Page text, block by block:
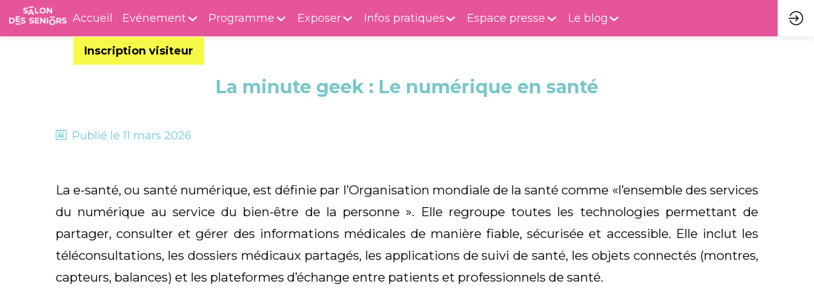
Accueil Evénement Programme Exposer Infos pratiques Espace presse Le blog
Inscription visiteur
La minute geek : Le numérique en santé
Publié le11 mars 2026
La e-santé, ou santé numérique, est définie par l’Organisation mondiale de la santé comme «l’ensemble des services
du numérique au service du bien-être de la personne ». Elle regroupe toutes les technologies permettant de
partager, consulter et gérer des informations médicales de manière fiable, sécurisée et accessible. Elle inclut les
téléconsultations, les dossiers médicaux partagés, les applications de suivi de santé, les objets connectés (montres,
capteurs, balances) et les plateformes d’échange entre patients et professionnels de santé.